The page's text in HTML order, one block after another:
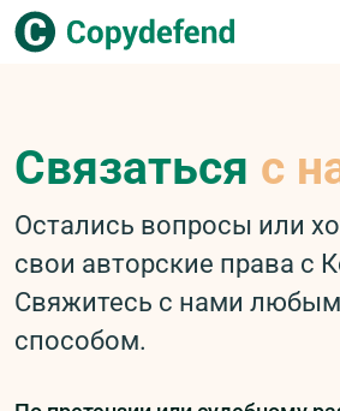
Связаться с
Остались вопросы или
свои авторские права с
Свяжитесь с нами
способом.